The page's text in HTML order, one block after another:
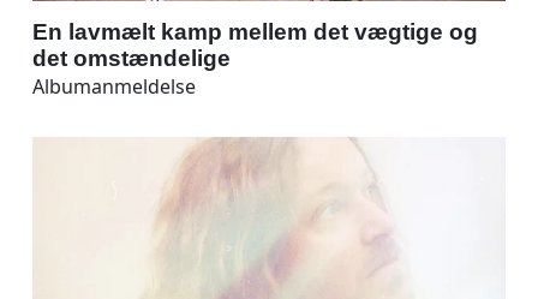
En lavmælt kamp mellem det vægtige og
det omstændelige
Albumanmeldelse